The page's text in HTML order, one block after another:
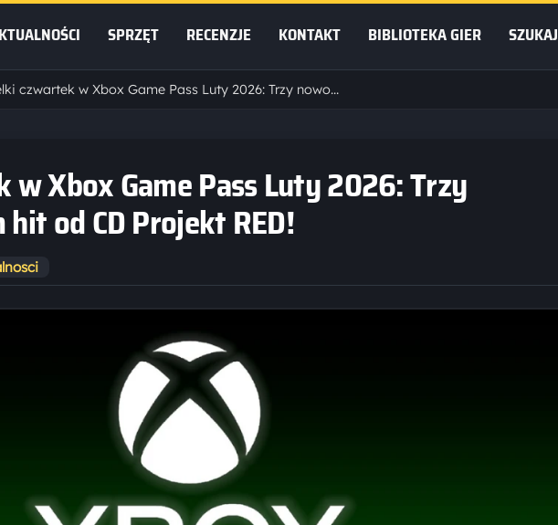
SPRZĘT RECENZJE KONTAKT BIBLIOTEKA GIER SZUKAJ
Wielki czwartek w Xbox Game Pass Luty 2026: Trzy nowości, w tym hit od CD Projekt RED!
Xbox Game Pass Luty 2026: Trzy
od CD Projekt RED!